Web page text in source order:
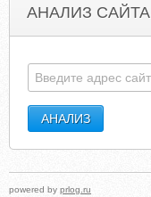
АНАЛИЗ САЙТА
powered by prlog.ru